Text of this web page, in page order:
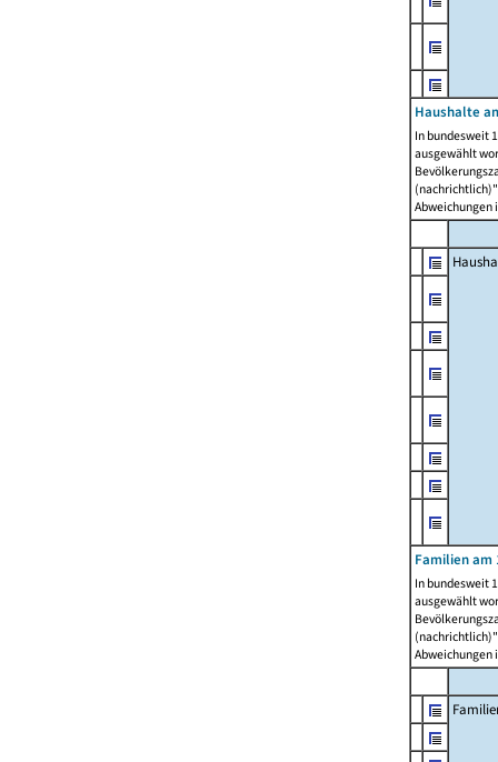
Haushalte
In bundesweit
ausgewählt
Abweichungen
Familien am
In bundesweit
ausgewählt
Abweichungen